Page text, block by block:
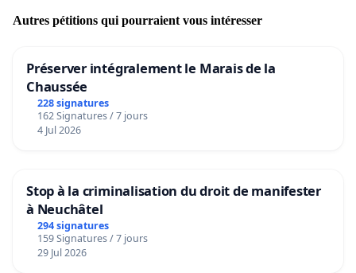
Autres pétitions qui pourraient vous intéresser
Préserver intégralement le Marais de la
Chaussée
228 signatures
162 Signatures / 7 jours
4 Jul 2026
Stop à la criminalisation du droit de manifester
à Neuchâtel
294 signatures
159 Signatures / 7 jours
29 Jul 2026